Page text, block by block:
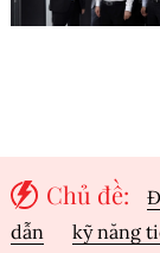
Chủ đề:
dẫn
kỹ năng